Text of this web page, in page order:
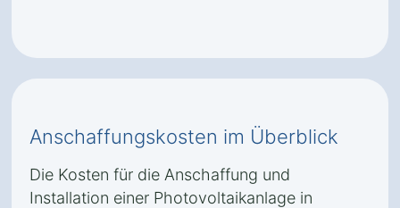
Anschaffungskosten im Überblick
Die Kosten für die Anschaffung und
Installation einer Photovoltaikanlage in